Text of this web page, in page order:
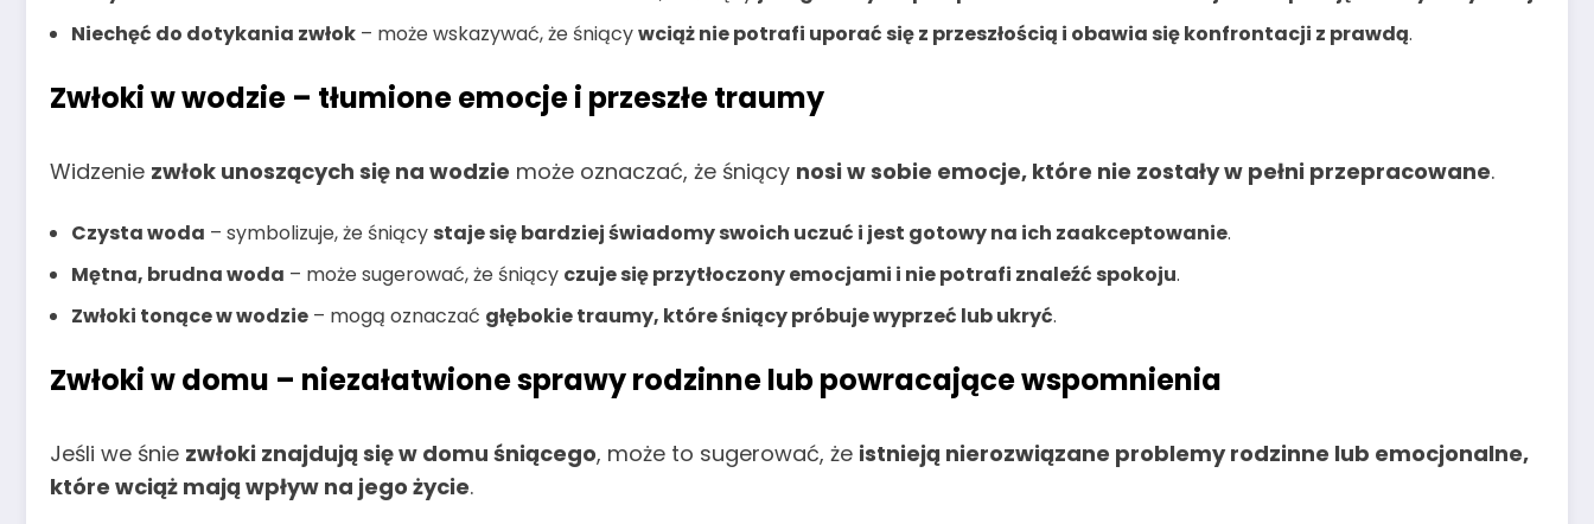
Niechęć do dotykania zwłok – może wskazywać, że śniącywciąż nie potrafi uporać się z przeszłością i obawia się konfrontacji z prawdą.
Zwłoki w wodzie – tłumione emocje i przeszłe traumy
Widzenie zwłok unoszących się na wodzie może oznaczać, że śniący nosi w sobie emocje, które nie zostały w pełni przepracowane.
Czysta woda – symbolizuje, że śniący staje się bardziej świadomy swoich uczuć i jest gotowy na ich zaakceptowanie.
Mętna, brudna woda – może sugerować, że śniący czuje się przytłoczony emocjami i nie potrafi znaleźć spokoju.
Zwłoki tonące w wodzie – mogą oznaczać głębokie traumy, które śniący próbuje wyprzeć lub ukryć.
Zwłoki w domu – niezałatwione sprawy rodzinne lub powracające wspomnienia
Jeśli we śnie zwłoki znajdują się w domu śniącego, może to sugerować, że istnieją nierozwiązane problemy rodzinne lub emocjonalne,
które wciąż mają wpływ na jego życie.